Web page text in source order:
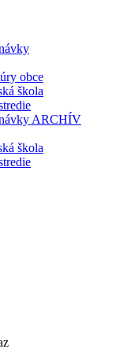
obce
škola
ARCHÍV
škola